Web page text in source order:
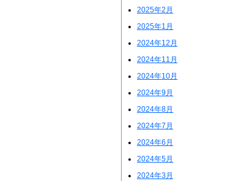
2025年2月
2025年1月
2024年12月
2024年11月
2024年10月
2024年9月
2024年8月
2024年7月
2024年6月
2024年5月
2024年3月